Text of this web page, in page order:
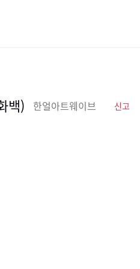
백) 한얼아트웨이브 신고